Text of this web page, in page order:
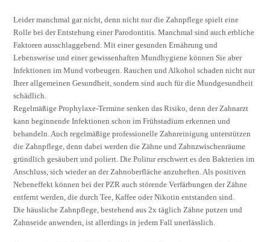
Leider manchmal gar nicht, denn nicht nur die Zahnpflege spielt eine
Rolle bei der Entstehung einer Parodontitis. Manchmal sind auch erbliche
Faktoren ausschlaggebend. Mit einer gesunden Ernährung und
Lebensweise und einer gewissenhaften Mundhygiene können Sie aber
Infektionen im Mund vorbeugen. Rauchen und Alkohol schaden nicht nur
Ihrer allgemeinen Gesundheit, sondern sind auch für die Mundgesundheit
schädlich.
Regelmäßige Prophylaxe-Termine senken das Risiko, denn der Zahnarzt
kann beginnende Infektionen schon im Frühstadium erkennen und
behandeln. Auch regelmäßige professionelle Zahnreinigung unterstützen
die Zahnpflege, denn dabei werden die Zähne und Zahnzwischenräume
gründlich gesäubert und poliert. Die Politur erschwert es den Bakterien im
Anschluss, sich wieder an der Zahnoberfläche anzuheften. Als positiven
Nebeneffekt können bei der PZR auch störende Verfärbungen der Zähne
entfernt werden, die durch Tee, Kaffee oder Nikotin entstanden sind.
Die häusliche Zahnpflege, bestehend aus 2x täglich Zähne putzen und
Zahnseide anwenden, ist allerdings in jedem Fall unerlässlich.